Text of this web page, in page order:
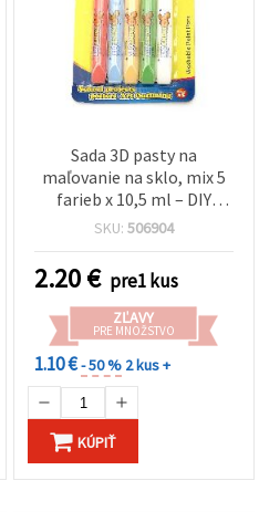
Sada 3D pasty na
maľovanie na sklo, mix 5
farieb x 10,5 ml – DIY
lepiaca farba na ručné
SKU: 506904
2.20€ pre1 kus
ZĽAVY
PRE MNOŽSTVO
1.10 €- 50 % 2 kus +
KÚPIŤ